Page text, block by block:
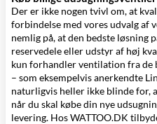
Der er ikke nogen tvivl om, at
forbindelse med vores udvalg
nemlig på, at den bedste løsning
reservedele eller udstyr af høj
kun forhandler ventilation fra de
– som eksempelvis anerkendte
naturligvis heller ikke blinde for,
når du skal købe din nye
levering. Hos WATTOO.DK